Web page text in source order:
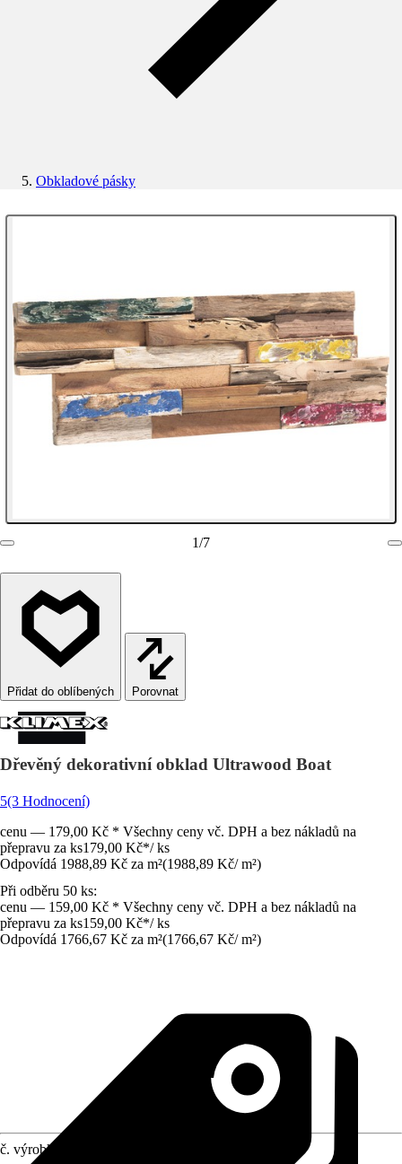
Obkladové pásky
1/7
Porovnat
Dřevěný dekorativní obklad Ultrawood Boat
5(3 Hodnocení)
cenu — 179,00 Kč * Všechny ceny vč. DPH a bez nákladů na
přepravu za ks179,00 Kč*/ ks
Odpovídá 1988,89 Kč za m²(1988,89 Kč/ m²)
Při odběru 50 ks:
cenu — 159,00 Kč * Všechny ceny vč. DPH a bez nákladů na
přepravu za ks159,00 Kč*/ ks
Odpovídá 1766,67 Kč za m²(1766,67 Kč/ m²)
č. výrobku